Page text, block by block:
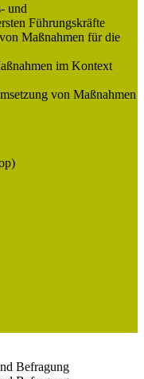
und
Führungskräfte
Maßnahmen für die
im Kontext
von Maßnahmen